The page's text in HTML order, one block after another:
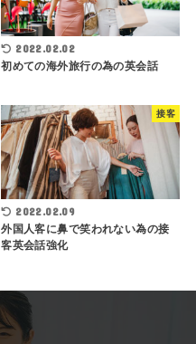
2022.02.02
初めての海外旅行の為の英会話
接客
2022.02.09
外国人客に鼻で笑われない為の接
客英会話強化